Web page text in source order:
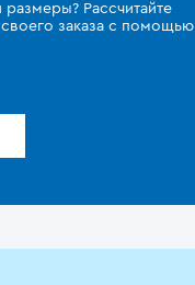
Рассчитайте
заказа с помощью